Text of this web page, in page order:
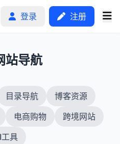
登录 注册
站导航
目录导航
博客资源
电商购物
跨境网站
具